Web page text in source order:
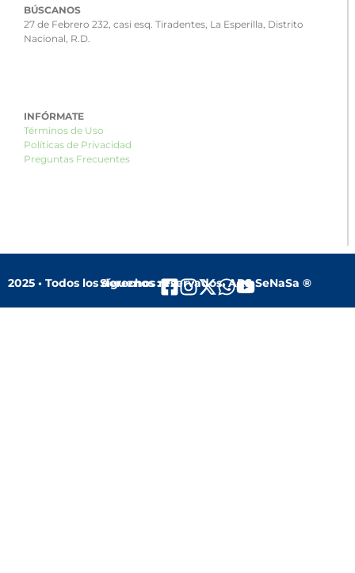
BÚSCANOS
27 de Febrero 232, casi esq. Tiradentes, La Esperilla, Distrito
Nacional, R.D.
INFÓRMATE
Términos de Uso
Políticas de Privacidad
Preguntas Frecuentes
2025 • Todos los derechos reservados. ARS SeNaSa ®
Síguenos :